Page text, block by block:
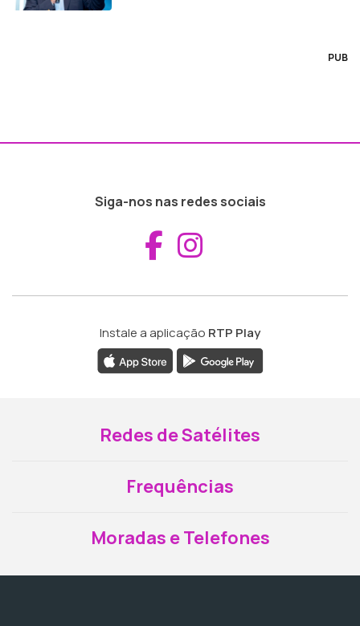
PUB
Siga-nos nas redes sociais
Aceder ao
Instale a aplicação RTP Play
Redes de Satélites
Frequências
Moradas e Telefones